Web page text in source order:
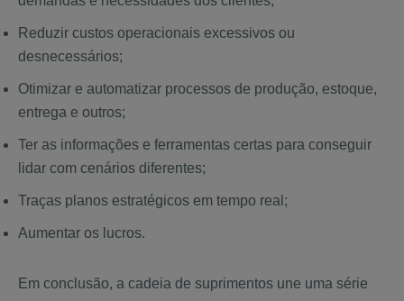
Reduzir custos operacionais excessivos ou
desnecessários;
Otimizar e automatizar processos de produção, estoque,
entrega e outros;
Ter as informações e ferramentas certas para conseguir
lidar com cenários diferentes;
Traças planos estratégicos em tempo real;
Aumentar os lucros.
Em conclusão, a cadeia de suprimentos une uma série